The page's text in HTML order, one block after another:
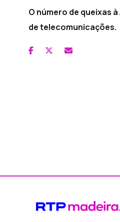
O número de queixas
de telecomunicações.